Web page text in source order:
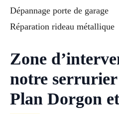
Dépannage porte de garage
Réparation rideau métallique
Zone
notre
Plan Dorgon